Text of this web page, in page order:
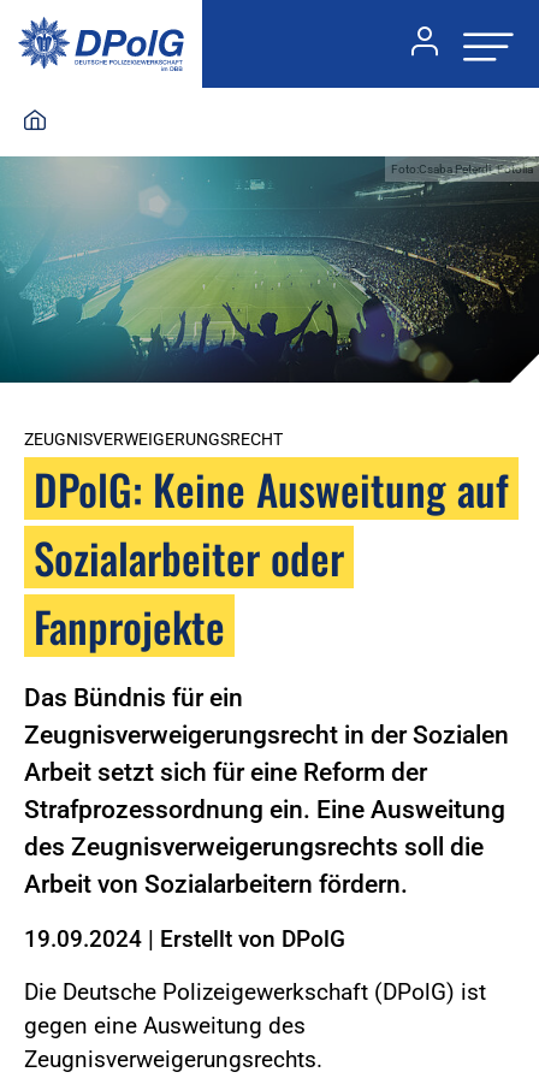
Foto:Csaba Peterdi_Fotolia
ZEUGNISVERWEIGERUNGSRECHT
DPolG: Keine Ausweitung auf
Sozialarbeiter oder
Fanprojekte
Das Bündnis für ein
Zeugnisverweigerungsrecht in der Sozialen
Arbeit setzt sich für eine Reform der
Strafprozessordnung ein. Eine Ausweitung
des Zeugnisverweigerungsrechts soll die
Arbeit von Sozialarbeitern fördern.
19.09.2024 | Erstellt von DPolG
Die Deutsche Polizeigewerkschaft (DPolG) ist
gegen eine Ausweitung des
Zeugnisverweigerungsrechts.